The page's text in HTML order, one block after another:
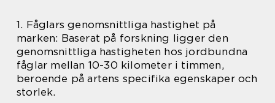
1. Fåglars genomsnittliga hastighet på
marken: Baserat på forskning ligger den
genomsnittliga hastigheten hos jordbundna
fåglar mellan 10-30 kilometer i timmen,
beroende på artens specifika egenskaper och
storlek.